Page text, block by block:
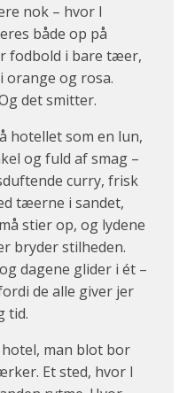
nok – hvor I
både op på
fodbold i bare tæer,
orange og rosa.
det smitter.
hotellet som en lun,
og fuld af smag –
curry, frisk
tæerne i sandet,
stier op, og lydene
bryder stilheden.
dagene glider i ét –
de alle giver jer
tid.
man blot bor
Et sted, hvor I